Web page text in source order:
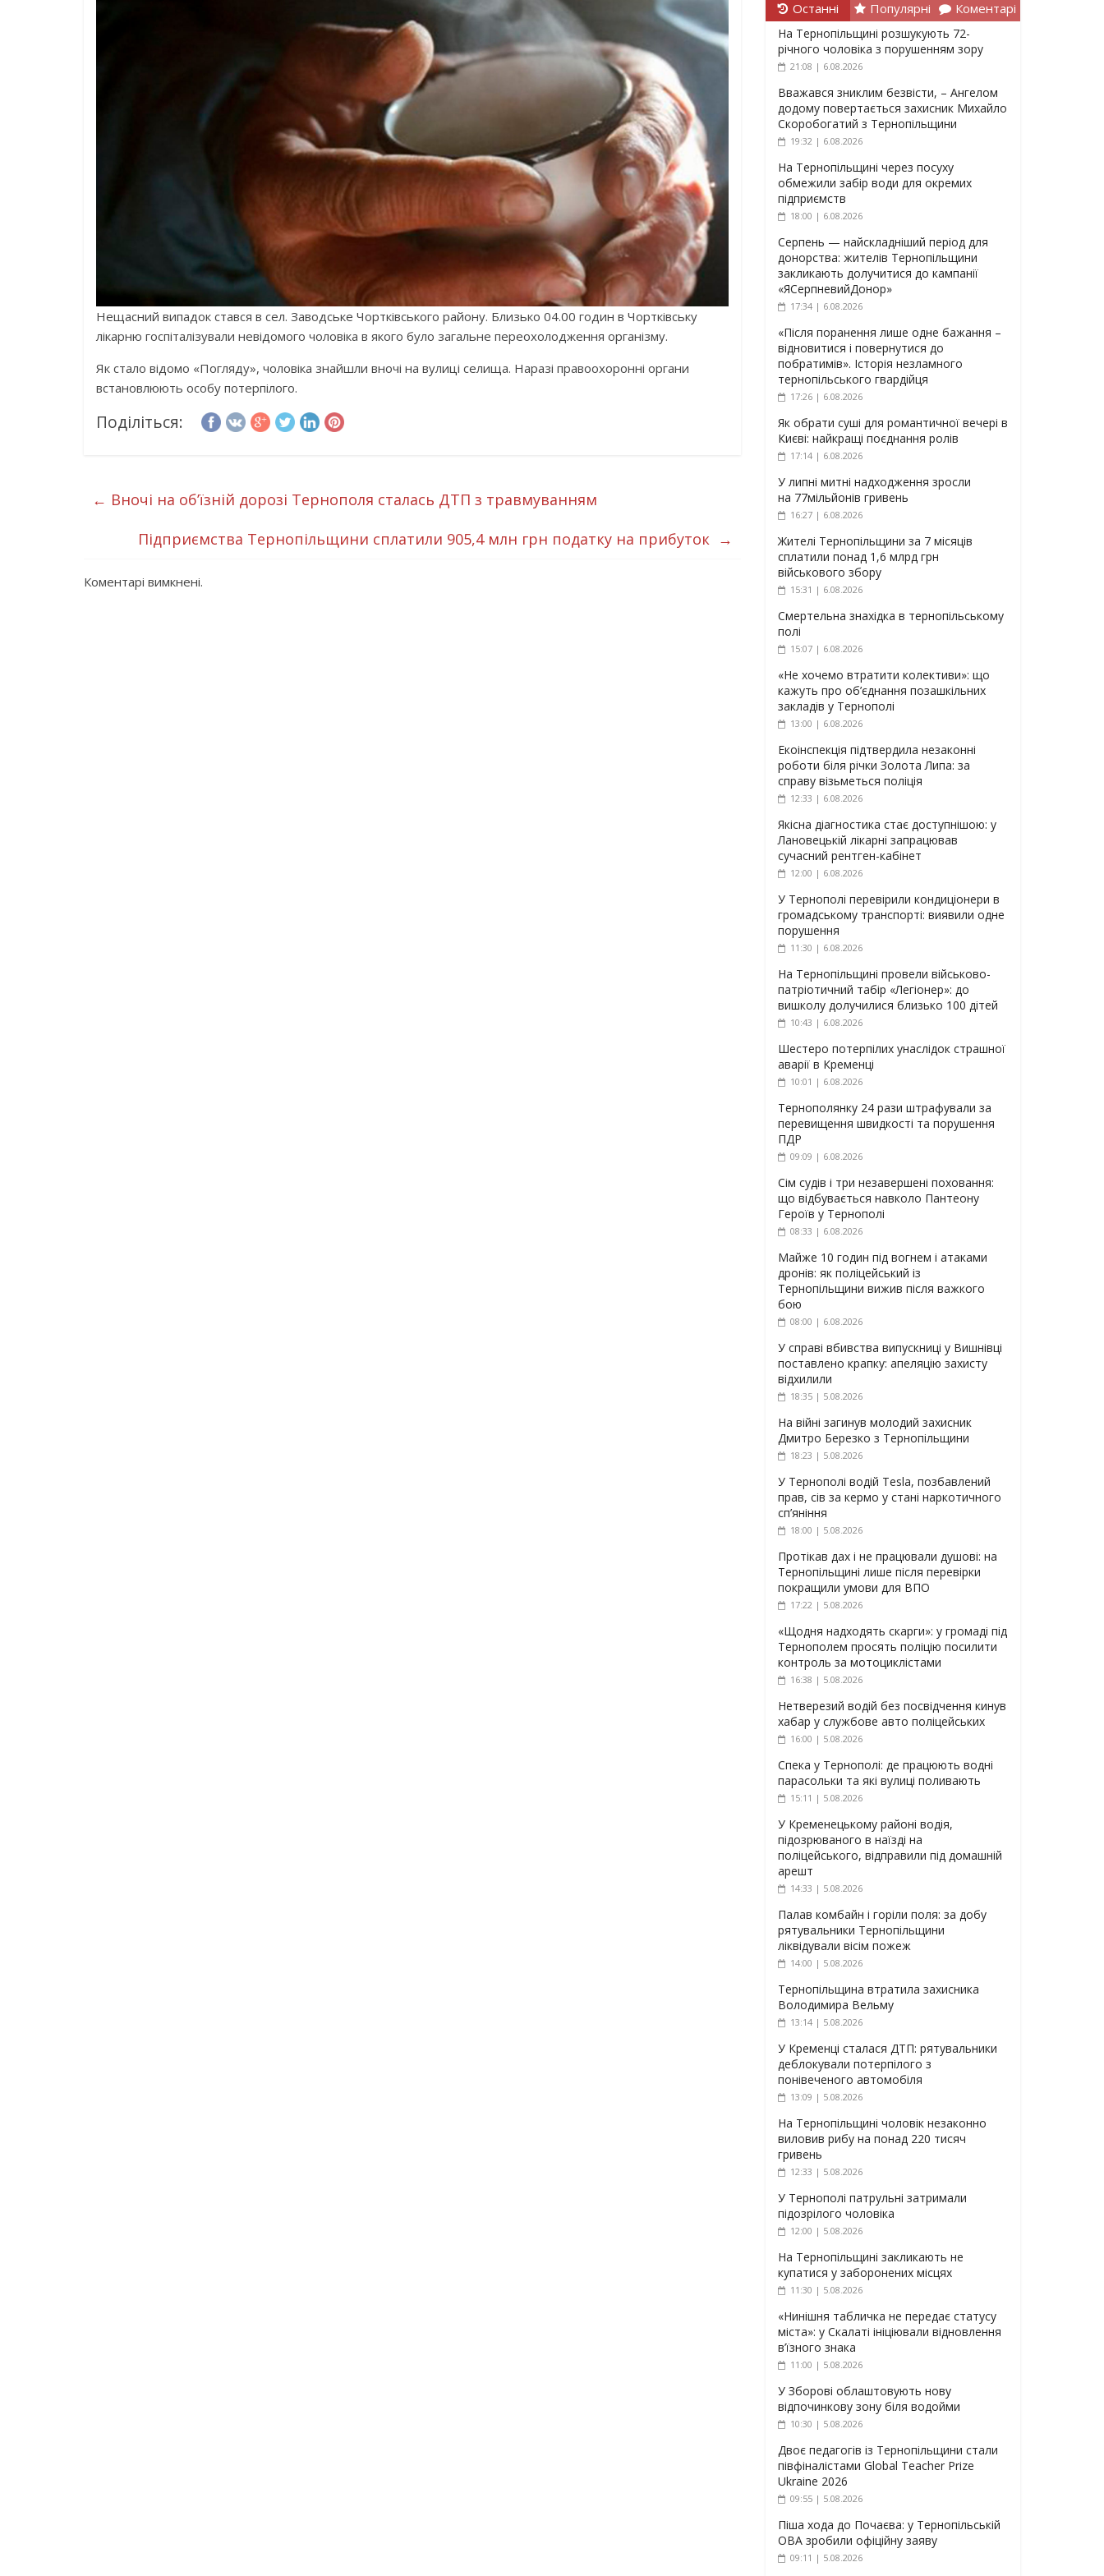
Нещасний випадок стався в сел. Заводське Чортківського району. Близько 04.00 годин в Чортківську
лікарню госпіталізували невідомого чоловіка в якого було загальне переохолодження організму.
Як стало відомо «Погляду», чоловіка знайшли вночі на вулиці селища. Наразі правоохоронні органи
встановлюють особу потерпілого.
Поділіться:
← Вночі на об’їзній дорозі Тернополя сталась ДТП з травмуванням
Підприємства Тернопільщини сплатили 905,4 млн грн податку на прибуток →
Коментарі вимкнені.
Останні Популярні Коментарі
На Тернопільщині розшукують 72-
річного чоловіка з порушенням зору
21:08 | 6.08.2026
Вважався зниклим безвісти, – Ангелом
додому повертається захисник Михайло
Скоробогатий з Тернопільщини
19:32 | 6.08.2026
На Тернопільщині через посуху
обмежили забір води для окремих
підприємств
18:00 | 6.08.2026
Серпень — найскладніший період для
донорства: жителів Тернопільщини
закликають долучитися до кампанії
«ЯСерпневийДонор»
17:34 | 6.08.2026
«Після поранення лише одне бажання –
відновитися і повернутися до
побратимів». Історія незламного
тернопільського гвардійця
17:26 | 6.08.2026
Як обрати суші для романтичної вечері в
Києві: найкращі поєднання ролів
17:14 | 6.08.2026
У липні митні надходження зросли
на 77мільйонів гривень
16:27 | 6.08.2026
Жителі Тернопільщини за 7 місяців
сплатили понад 1,6 млрд грн
військового збору
15:31 | 6.08.2026
Смертельна знахідка в тернопільському
полі
15:07 | 6.08.2026
«Не хочемо втратити колективи»: що
кажуть про об’єднання позашкільних
закладів у Тернополі
13:00 | 6.08.2026
Екоінспекція підтвердила незаконні
роботи біля річки Золота Липа: за
справу візьметься поліція
12:33 | 6.08.2026
Якісна діагностика стає доступнішою: у
Лановецькій лікарні запрацював
сучасний рентген-кабінет
12:00 | 6.08.2026
У Тернополі перевірили кондиціонери в
громадському транспорті: виявили одне
порушення
11:30 | 6.08.2026
На Тернопільщині провели військово-
патріотичний табір «Легіонер»: до
вишколу долучилися близько 100 дітей
10:43 | 6.08.2026
Шестеро потерпілих унаслідок страшної
аварії в Кременці
10:01 | 6.08.2026
Тернополянку 24 рази штрафували за
перевищення швидкості та порушення
ПДР
09:09 | 6.08.2026
Сім судів і три незавершені поховання:
що відбувається навколо Пантеону
Героїв у Тернополі
08:33 | 6.08.2026
Майже 10 годин під вогнем і атаками
дронів: як поліцейський із
Тернопільщини вижив після важкого
бою
08:00 | 6.08.2026
У справі вбивства випускниці у Вишнівці
поставлено крапку: апеляцію захисту
відхилили
18:35 | 5.08.2026
На війні загинув молодий захисник
Дмитро Березко з Тернопільщини
18:23 | 5.08.2026
У Тернополі водій Tesla, позбавлений
прав, сів за кермо у стані наркотичного
сп’яніння
18:00 | 5.08.2026
Протікав дах і не працювали душові: на
Тернопільщині лише після перевірки
покращили умови для ВПО
17:22 | 5.08.2026
«Щодня надходять скарги»: у громаді під
Тернополем просять поліцію посилити
контроль за мотоциклістами
16:38 | 5.08.2026
Нетверезий водій без посвідчення кинув
хабар у службове авто поліцейських
16:00 | 5.08.2026
Спека у Тернополі: де працюють водні
парасольки та які вулиці поливають
15:11 | 5.08.2026
У Кременецькому районі водія,
підозрюваного в наїзді на
поліцейського, відправили під домашній
арешт
14:33 | 5.08.2026
Палав комбайн і горіли поля: за добу
рятувальники Тернопільщини
ліквідували вісім пожеж
14:00 | 5.08.2026
Тернопільщина втратила захисника
Володимира Вельму
13:14 | 5.08.2026
У Кременці сталася ДТП: рятувальники
деблокували потерпілого з
понівеченого автомобіля
13:09 | 5.08.2026
На Тернопільщині чоловік незаконно
виловив рибу на понад 220 тисяч
гривень
12:33 | 5.08.2026
У Тернополі патрульні затримали
підозрілого чоловіка
12:00 | 5.08.2026
На Тернопільщині закликають не
купатися у заборонених місцях
11:30 | 5.08.2026
«Нинішня табличка не передає статусу
міста»: у Скалаті ініціювали відновлення
в’їзного знака
11:00 | 5.08.2026
У Зборові облаштовують нову
відпочинкову зону біля водойми
10:30 | 5.08.2026
Двоє педагогів із Тернопільщини стали
півфіналістами Global Teacher Prize
Ukraine 2026
09:55 | 5.08.2026
Піша хода до Почаєва: у Тернопільській
ОВА зробили офіційну заяву
09:11 | 5.08.2026